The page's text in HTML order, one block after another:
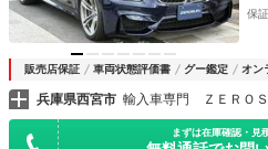
保証
販売店保証 車両状態評価書 グー鑑定 オン
兵庫県西宮市 輸入車専門 ＺＥＲＯ
まずは在庫確認・見